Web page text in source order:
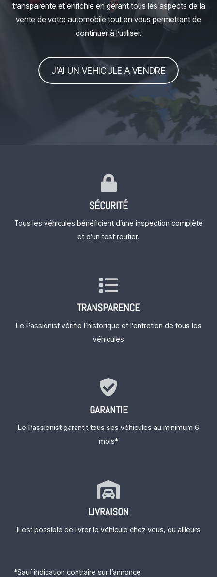
transparente et enrichie en gérant tous les aspects de la
vente de votre automobile tout en vous permettant de
continuer à l’utiliser.
J’AI UN VEHICULE A VENDRE
SÉCURITÉ
Tous les véhicules bénéficient d’une inspection complète
et d’un test routier.
TRANSPARENCE
Le Passionist vérifie l’historique et l’entretien de tous les
véhicules
GARANTIE
Le Passionist garantit tous ses véhicules au minimum 6
mois*
LIVRAISON
Il est possible de livrer le véhicule chez vous, ou ailleurs
*Sauf indication contraire sur l’annonce